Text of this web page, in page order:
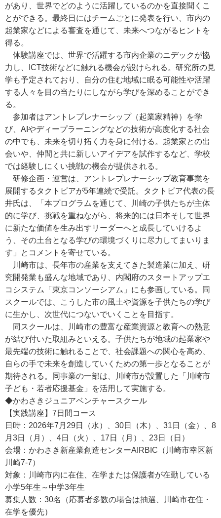
があり、世界でどのように活躍しているのかを直接聞くこ
とができる。最終日にはチームごとに発表を行い、市内の
起業家などによる審査を通じて、未来へつながるヒントを
得る。
体験講座では、世界で活躍する市内企業のニデックが協
力し、ICT技術などに触れる機会が設けられる。研究所の見
学も予定されており、自分の住む地域に眠る可能性や活躍
する人々を目の当たりにしながら学びを深めることができ
る。
参加者はアントレプレナーシップ（起業家精神）を学
び、AIやディープラーニングなどの技術が高度化する社会
の中でも、未来を切り拓く力を身に付ける。起業家との出
会いや、仲間と共に新しいアイデアを試作するなど、学校
では経験しにくい挑戦の機会が提供される。
研修企画・運営は、アントレプレナーシップ教育事業を
展開するタクトピアが5年連続で受託。タクトピア代表の長
井氏は、「本プログラムを通じて、川崎の子供たちが主体
的に学び、挑戦を重ねながら、将来的には日本そして世界
に新たな価値を生み出すリーダーへと成長していけるよ
う、その土台となる学びの環境づくりに尽力してまいりま
す」とコメントを寄せている。
川崎市は、長年市の産業を支えてきた製造業に加え、研
究開発業も盛んな地域であり、内閣府のスタートアップエ
コシステム「東京コンソーシアム」にも参画している。同
スクールでは、こうした市の風土や資源を子供たちの学び
に生かし、次世代につないでいくことを目指す。
同スクールは、川崎市の豊富な産業資源と教育への熱意
が結び付いた取組みといえる。子供たちが地域の起業家や
最先端の技術に触れることで、社会課題への関心を高め、
自らの手で未来を創造していくための第一歩となることが
期待される。同事業の一部は、川崎市が設置した「川崎市
子ども・若者応援基金」を活用して実施する。
◆かわさきジュニアベンチャースクール
【実践講座】7日間コース
日時：2026年7月29日（水）、30日（木）、31日（金）、8
月3日（月）、4日（火）、17日（月）、23日（日）
会場：かわさき新産業創造センターAIRBIC（川崎市幸区新
川崎7-7）
対象：川崎市内に在住、在学または保護者が在勤している
小学5年生～中学3年生
募集人数：30名（応募者多数の場合は抽選、川崎市在住・
在学を優先）